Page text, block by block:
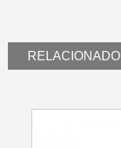
RELACIONADO